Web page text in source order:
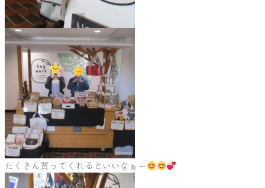
たくさん買ってくれるといいなぁ～